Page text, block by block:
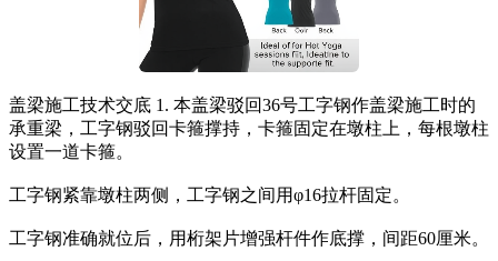
盖梁施工技术交底 1. 本盖梁驳回36号工字钢作盖梁施工时的
承重梁，工字钢驳回卡箍撑持，卡箍固定在墩柱上，每根墩柱
设置一道卡箍。
工字钢紧靠墩柱两侧，工字钢之间用φ16拉杆固定。
工字钢准确就位后，用桁架片增强杆件作底撑，间距60厘米。